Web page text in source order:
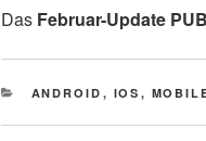
Das Februar-Update
CATEGORIES
ANDROID , IOS ,